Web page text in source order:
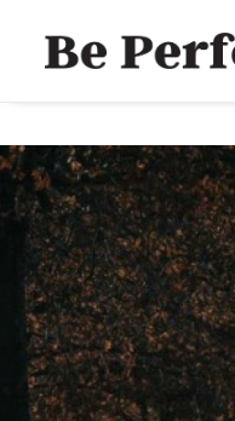
RECHERCHE